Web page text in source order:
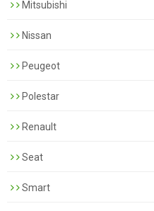
Mitsubishi
Nissan
Peugeot
Polestar
Renault
Seat
Smart